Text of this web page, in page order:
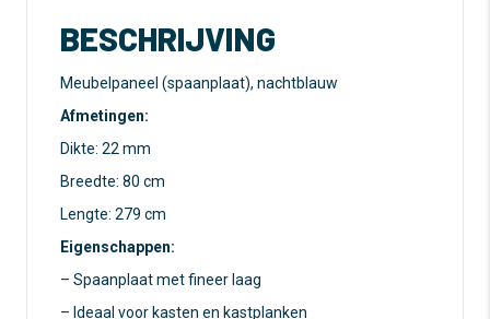
BESCHRIJVING
Meubelpaneel (spaanplaat), nachtblauw
Afmetingen:
Dikte: 22 mm
Breedte: 80 cm
Lengte: 279 cm
Eigenschappen:
– Spaanplaat met fineer laag
– Ideaal voor kasten en kastplanken